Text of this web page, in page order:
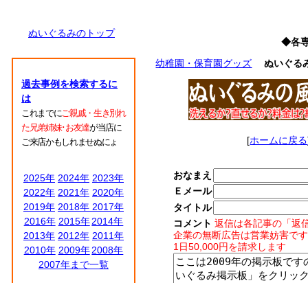
ぬいぐるみのトップ
過去事例を検索するに
は
これまでにご親戚・生き別れ
た兄弟姉妹･お友達が当店に
ご来店かもしれませぬにょ
2025年 2024年 2023年
2022年 2021年 2020年
2019年 2018年 2017年
2016年 2015年 2014年
2013年 2012年 2011年
2010年 2009年 2008年
2007年まで一覧
◆各
幼稚園・保育園グッズ
ぬいぐる
[ホームに戻る
おなまえ
Ｅメール
タイトル
コメント 返信は各記事の「返
企業の無断広告は営業妨害で
1日50,000円を請求します